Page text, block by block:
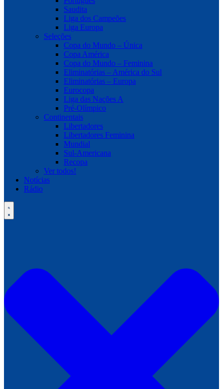
Saudita
Liga dos Campeões
Liga Europa
Seleções
Copa do Mundo – Única
Copa América
Copa do Mundo – Feminina
Eliminatórias – América do Sul
Eliminatórias – Europa
Eurocopa
Liga das Nações A
Pré-Olímpico
Continentais
Libertadores
Libertadores Feminina
Mundial
Sul-Americana
Recopa
Ver todos!
Notícias
Rádio